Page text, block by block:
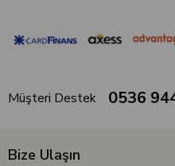
Müşteri Destek 0536
Bize Ulaşın